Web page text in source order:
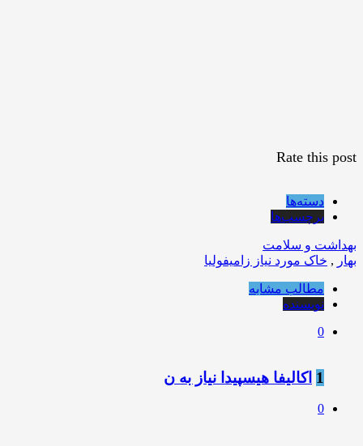
Rate this post
دسته‌ها
برچسب‌ها
بهداشت و سلامت
بهار , خاک مورد نیاز زامیفولیا
مطالب مشابه
نویسنده
0
1 اکالیفا هیسپیدا نیاز به ن
0